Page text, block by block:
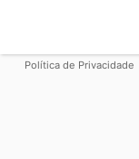
Política de Privacidade